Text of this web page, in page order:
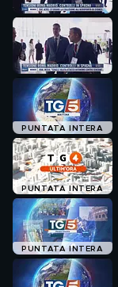
PUNTATA INTERA
PUNTATA INTERA
PUNTATA INTERA